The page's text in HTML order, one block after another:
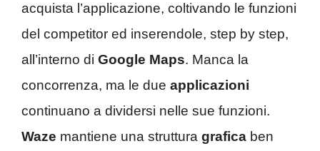
acquista l’applicazione, coltivando le funzioni
del competitor ed inserendole, step by step,
all’interno di Google Maps. Manca la
concorrenza, ma le due applicazioni
continuano a dividersi nelle sue funzioni.
Waze mantiene una struttura grafica ben